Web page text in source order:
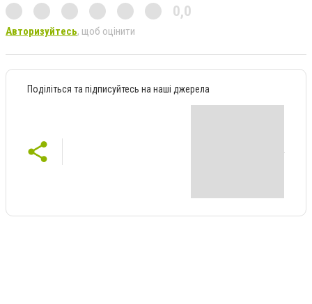
0,0
Авторизуйтесь, щоб оцінити
Поділіться та підписуйтесь на наші джерела